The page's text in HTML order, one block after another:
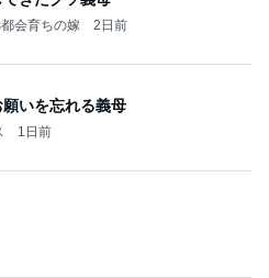
会育ちの嫁 2日前
いを忘れる義母
1日前